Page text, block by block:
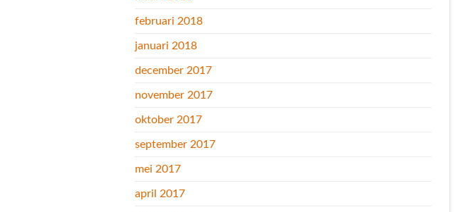
februari 2018
januari 2018
december 2017
november 2017
oktober 2017
september 2017
mei 2017
april 2017